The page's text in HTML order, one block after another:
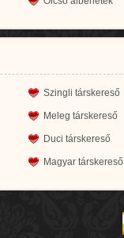
Szingli társkereső
Meleg társkereső
Duci társkereső
Magyar társkereső